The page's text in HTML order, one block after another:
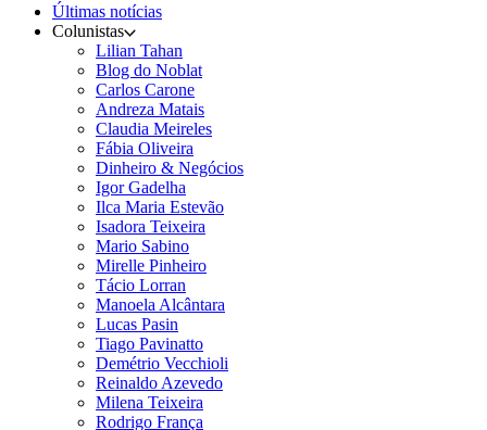
Últimas notícias
Colunistas
Lilian Tahan
Blog do Noblat
Carlos Carone
Andreza Matais
Claudia Meireles
Fábia Oliveira
Dinheiro & Negócios
Igor Gadelha
Ilca Maria Estevão
Isadora Teixeira
Mario Sabino
Mirelle Pinheiro
Tácio Lorran
Manoela Alcântara
Lucas Pasin
Tiago Pavinatto
Demétrio Vecchioli
Reinaldo Azevedo
Milena Teixeira
Rodrigo França